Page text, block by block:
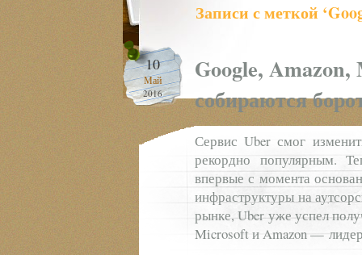
Записи с меткой
10
Май
2016
Google,
собираются
Сервис Uber смог
рекордно популярным.
впервые с момента
инфраструктуры на
рынке, Uber уже успел
Microsoft и Amazon —